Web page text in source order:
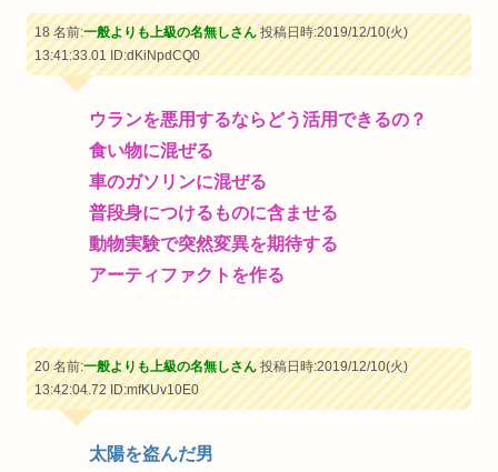
18 名前:一般よりも上級の名無しさん投稿日時:2019/12/10(火)
13:41:33.01ID:dKiNpdCQ0
ウランを悪用するならどう活用できるの？
食い物に混ぜる
車のガソリンに混ぜる
普段身につけるものに含ませる
動物実験で突然変異を期待する
アーティファクトを作る
20 名前:一般よりも上級の名無しさん投稿日時:2019/12/10(火)
13:42:04.72ID:mfKUv10E0
太陽を盗んだ男